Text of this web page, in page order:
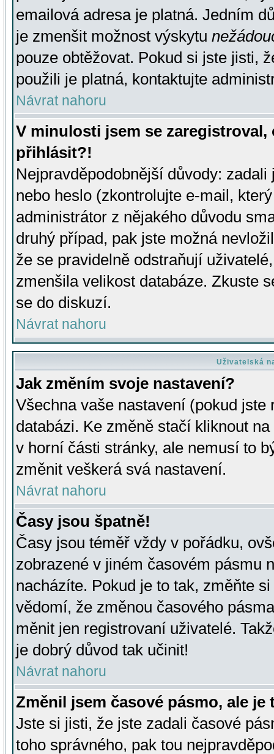
emailová adresa je platná. Jedním
je zmenšit možnost výskytu
pouze obtěžovat. Pokud si jste jisti,
použili je platná, kontaktujte
Návrat nahoru
V minulosti jsem se
přihlásit?!
Nejpravděpodobnější důvody:
nebo heslo (zkontrolujte e-mail,
administrátor z nějakého důvodu
druhý případ, pak jste možná
že se pravidelně odstraňují
zmenšila velikost databáze. Zkuste
se do diskuzí.
Návrat nahoru
Uživatelská
Jak změním svoje nastavení?
Všechna vaše nastavení (pokud
databázi. Ke změně stačí kliknout
v horní části stránky, ale nemusí to
změnit veškerá svá nastavení.
Návrat nahoru
Časy jsou špatně!
Časy jsou téměř vždy v pořádku,
zobrazené v jiném časovém pásmu
nacházíte. Pokud je to tak, změňte
vědomí, že změnou časového
měnit jen registrovaní uživatelé.
je dobrý důvod tak učinit!
Návrat nahoru
Změnil jsem časové pásmo, ale je
Jste si jisti, že jste zadali časové
toho správného, pak tou